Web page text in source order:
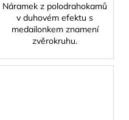
Náramek z polodrahokamů
v duhovém efektu s
medailonkem znamení
zvěrokruhu.